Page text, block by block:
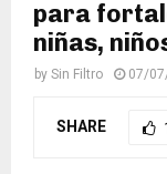
para
niñas,
by Sin Filtro 07/
SHARE